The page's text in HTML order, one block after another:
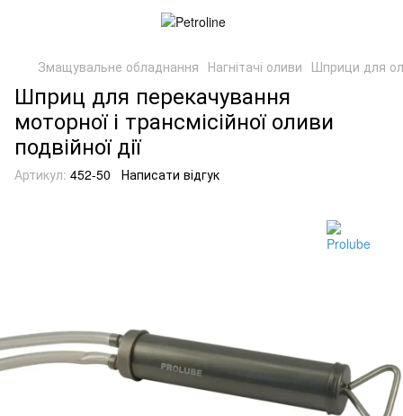
Змащувальне обладнання Нагнітачі оливи Шприци для
Шприц для перекачування
моторної і трансмісійної оливи
подвійної дії
Артикул: 452-50 Написати відгук